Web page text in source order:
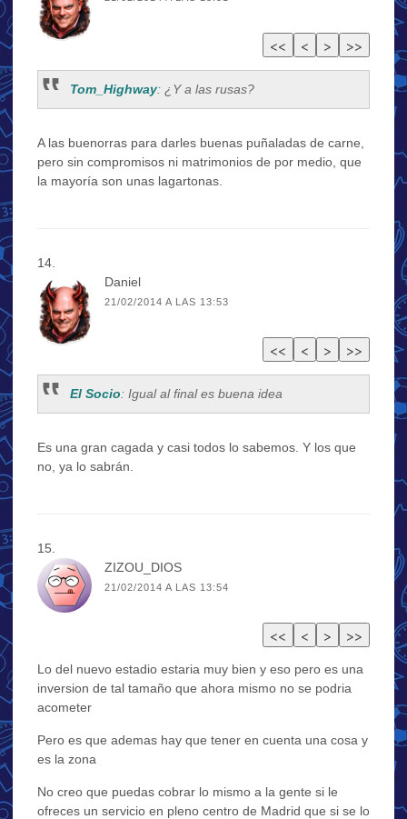
Tom_Highway: ¿Y a las rusas?
A las buenorras para darles buenas puñaladas de carne,
pero sin compromisos ni matrimonios de por medio, que
la mayoría son unas lagartonas.
Daniel
21/02/2014 A LAS 13:53
El Socio: Igual al final es buena idea
Es una gran cagada y casi todos lo sabemos. Y los que
no, ya lo sabrán.
ZIZOU_DIOS
21/02/2014 A LAS 13:54
Lo del nuevo estadio estaria muy bien y eso pero es una
inversion de tal tamaño que ahora mismo no se podria
acometer
Pero es que ademas hay que tener en cuenta una cosa y
es la zona
No creo que puedas cobrar lo mismo a la gente si le
ofreces un servicio en pleno centro de Madrid que si se lo